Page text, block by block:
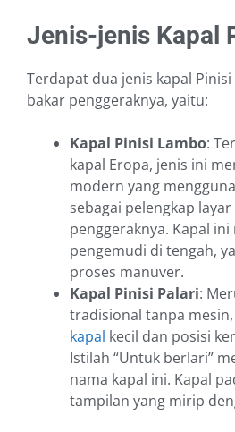
Jenis-jenis Kapal
Terdapat dua jenis kapal
bakar penggeraknya, yaitu:
Kapal Pinisi Lambo:
kapal Eropa, jenis ini
modern yang
sebagai pelengkap
penggeraknya. Kapal
pengemudi di tengah,
proses manuver.
Kapal Pinisi Palari:
tradisional tanpa
kapal kecil dan posisi
Istilah “Untuk berlari”
nama kapal ini. Kapal
tampilan yang mirip